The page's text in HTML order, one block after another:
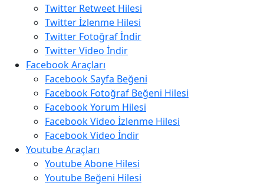
Twitter Retweet Hilesi
Twitter İzlenme Hilesi
Twitter Fotoğraf İndir
Twitter Video İndir
Facebook Araçları
Facebook Sayfa Beğeni
Facebook Fotoğraf Beğeni Hilesi
Facebook Yorum Hilesi
Facebook Video İzlenme Hilesi
Facebook Video İndir
Youtube Araçları
Youtube Abone Hilesi
Youtube Beğeni Hilesi